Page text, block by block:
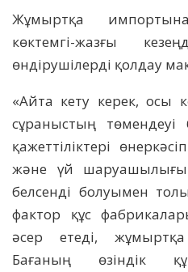
Жұмыртқа
көктемгі-жазғы
өндірушілерді қолдау
«Айта кету керек, осы
сұраныстың
қажеттіліктері
және үй шаруашылығы
белсенді болуымен
фактор құс
әсер етеді,
Бағаның өзіндік